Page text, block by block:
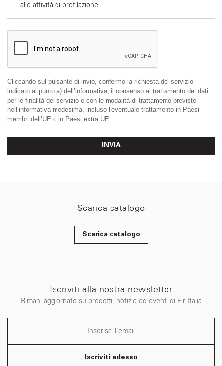
alle attività di profilazione
Cliccando sul pulsante di invio, confermo la richiesta del servizio
indicato al punto a) dell’informativa, il consenso al trattamento dei dati
per le finalità del servizio e con le modalità di trattamento previste
nell’informativa medesima, incluso l’eventuale trattamento in Paesi
membri dell’UE o in Paesi extra UE.
INVIA
Scarica catalogo
Scarica catalogo
Iscriviti alla nostra newsletter
Rimani aggiornato su prodotti, notizie ed eventi di Fir Italia
Iscriviti adesso